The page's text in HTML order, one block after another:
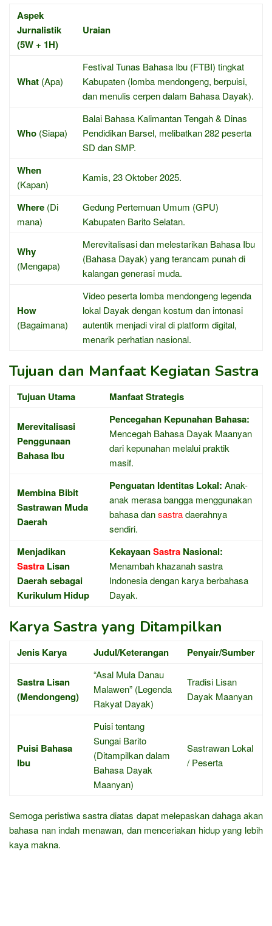
Aspek
Jurnalistik
(5W + 1H)
Uraian
What (Apa)
Festival Tunas Bahasa Ibu (FTBI) tingkat
Kabupaten (lomba mendongeng, berpuisi,
dan menulis cerpen dalam Bahasa Dayak).
Who (Siapa)
Balai Bahasa Kalimantan Tengah & Dinas
Pendidikan Barsel, melibatkan 282 peserta
SD dan SMP.
When
(Kapan)
Kamis, 23 Oktober 2025.
Where (Di
mana)
Gedung Pertemuan Umum (GPU)
Kabupaten Barito Selatan.
Why
(Mengapa)
Merevitalisasi dan melestarikan Bahasa Ibu
(Bahasa Dayak) yang terancam punah di
kalangan generasi muda.
How
(Bagaimana)
Video peserta lomba mendongeng legenda
lokal Dayak dengan kostum dan intonasi
autentik menjadi viral di platform digital,
menarik perhatian nasional.
Tujuan dan Manfaat Kegiatan Sastra
Tujuan Utama Manfaat Strategis
Merevitalisasi
Penggunaan
Bahasa Ibu
Pencegahan Kepunahan Bahasa:
Mencegah Bahasa Dayak Maanyan
dari kepunahan melalui praktik
masif.
Membina Bibit
Sastrawan Muda
Daerah
Penguatan Identitas Lokal: Anak-
anak merasa bangga menggunakan
bahasa dansastradaerahnya
sendiri.
Menjadikan
Sastra Lisan
Daerah sebagai
Kurikulum Hidup
KekayaanSastra Nasional:
Menambah khazanah sastra
Indonesia dengan karya berbahasa
Dayak.
Karya Sastra yang Ditampilkan
Jenis Karya Judul/Keterangan Penyair/Sumber
Sastra Lisan
(Mendongeng)
“Asal Mula Danau
Malawen” (Legenda
Rakyat Dayak)
Tradisi Lisan
Dayak Maanyan
Puisi Bahasa
Ibu
Puisi tentang
Sungai Barito
(Ditampilkan dalam
Bahasa Dayak
Maanyan)
Sastrawan Lokal
/ Peserta
Semoga peristiwa sastra diatas dapat melepaskan dahaga akan
bahasa nan indah menawan, dan menceriakan hidup yang lebih
kaya makna.